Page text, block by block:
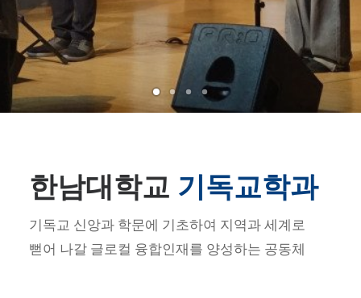
한남대학교 기독교학과
기독교 신앙과 학문에 기초하여 지역과 세계로
뻗어 나갈 글로컬 융합인재를 양성하는 공동체